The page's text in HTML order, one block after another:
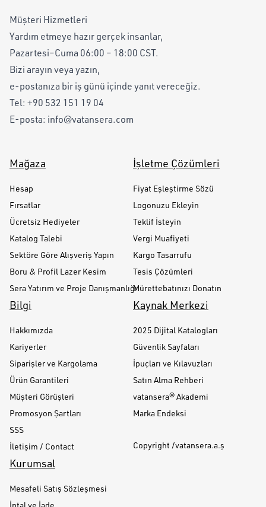
Müşteri Hizmetleri
Yardım etmeye hazır gerçek insanlar,
Pazartesi–Cuma 06:00 – 18:00 CST.
Bizi arayın veya yazın,
e-postanıza bir iş günü içinde yanıt vereceğiz.
Tel: +90 532 151 19 04
E-posta: info@vatansera.com
Mağaza
Hesap
Fırsatlar
Ücretsiz Hediyeler
Katalog Talebi
Sektöre Göre Alışveriş Yapın
Boru & Profil Lazer Kesim
Sera Yatırım ve Proje Danışmanlığı
İşletme Çözümleri
Fiyat Eşleştirme Sözü
Logonuzu Ekleyin
Teklif İsteyin
Vergi Muafiyeti
Kargo Tasarrufu
Tesis Çözümleri
Mürettebatınızı Donatın
Bilgi
Hakkımızda
Kariyerler
Siparişler ve Kargolama
Ürün Garantileri
Müşteri Görüşleri
Promosyon Şartları
SSS
İletişim / Contact
Kaynak Merkezi
2025 Dijital Katalogları
Güvenlik Sayfaları
İpuçları ve Kılavuzları
Satın Alma Rehberi
vatansera® Akademi
Marka Endeksi
Copyright /vatansera.a.ş
Kurumsal
Mesafeli Satış Sözleşmesi
İptal ve İade